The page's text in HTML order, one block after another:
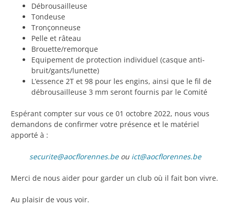
Débrousailleuse
Tondeuse
Tronçonneuse
Pelle et râteau
Brouette/remorque
Equipement de protection individuel (casque anti-
bruit/gants/lunette)
L’essence 2T et 98 pour les engins, ainsi que le fil de
débrousailleuse 3 mm seront fournis par le Comité
Espérant compter sur vous ce 01 octobre 2022, nous vous
demandons de confirmer votre présence et le matériel
apporté à :
securite@aocflorennes.beou ict@aocflorennes.be
Merci de nous aider pour garder un club où il fait bon vivre.
Au plaisir de vous voir.